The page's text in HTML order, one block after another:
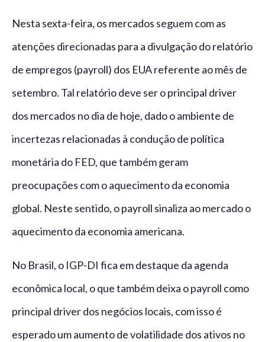
Nesta sexta-feira, os mercados seguem com as
atenções direcionadas para a divulgação do relatório
de empregos (payroll) dos EUA referente ao mês de
setembro. Tal relatório deve ser o principal driver
dos mercados no dia de hoje, dado o ambiente de
incertezas relacionadas à condução de política
monetária do FED, que também geram
preocupações com o aquecimento da economia
global. Neste sentido, o payroll sinaliza ao mercado o
aquecimento da economia americana.
No Brasil, o IGP-DI fica em destaque da agenda
econômica local, o que também deixa o payroll como
principal driver dos negócios locais, com isso é
esperado um aumento de volatilidade dos ativos no